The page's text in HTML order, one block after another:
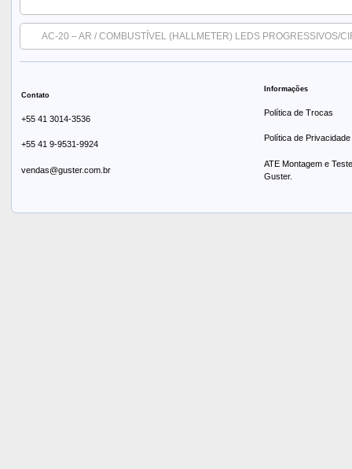
AC-20 – AR / COMBUSTÍVEL (HALLMETER) LEDS PROGRESSIVOS/
Contato
+55 41 3014-3536
+55 41 9-9531-9924
vendas@guster.com.br
Informações
Política de Trocas
Política de Privacidade
ATE Montagem e
Guster.